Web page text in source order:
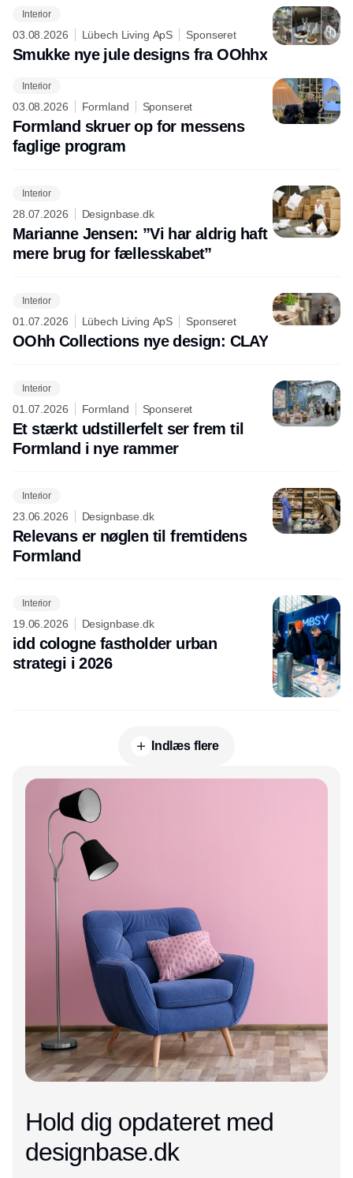
Interior
03.08.2026 Lübech Living ApS Sponseret
Smukke nye jule designs fra OOhhx
Interior
03.08.2026 Formland Sponseret
Formland skruer op for messens
faglige program
Interior
28.07.2026 Designbase.dk
Marianne Jensen: ”Vi har aldrig haft
mere brug for fællesskabet”
Interior
01.07.2026 Lübech Living ApS Sponseret
OOhh Collections nye design: CLAY
Interior
01.07.2026 Formland Sponseret
Et stærkt udstillerfelt ser frem til
Formland i nye rammer
Interior
23.06.2026 Designbase.dk
Relevans er nøglen til fremtidens
Formland
Interior
19.06.2026 Designbase.dk
idd cologne fastholder urban
strategi i 2026
Indlæs flere
Annonce
Hold dig opdateret med
designbase.dk